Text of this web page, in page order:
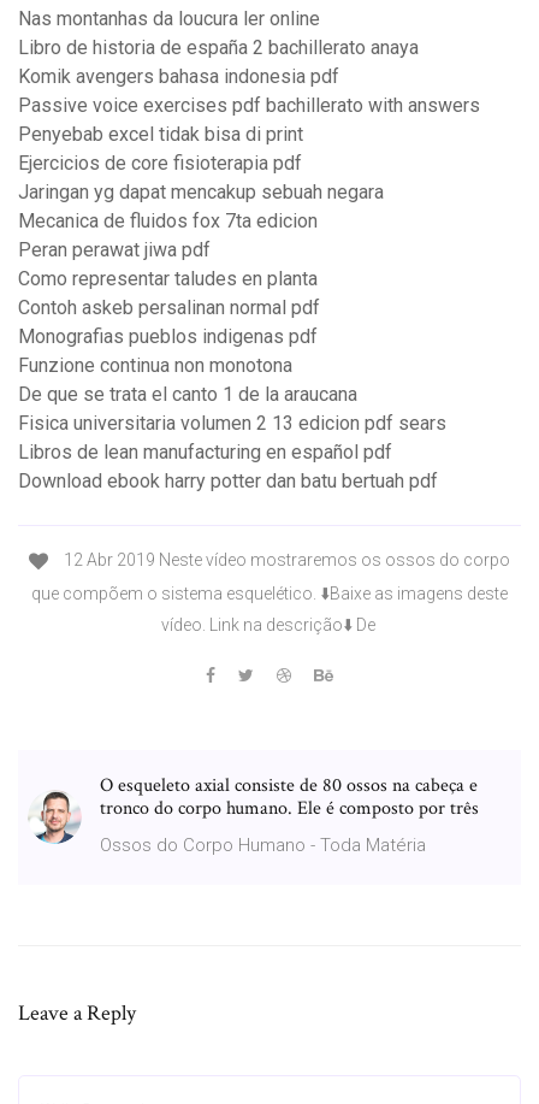
Nas montanhas da loucura ler online
Libro de historia de españa 2 bachillerato anaya
Komik avengers bahasa indonesia pdf
Passive voice exercises pdf bachillerato with answers
Penyebab excel tidak bisa di print
Ejercicios de core fisioterapia pdf
Jaringan yg dapat mencakup sebuah negara
Mecanica de fluidos fox 7ta edicion
Peran perawat jiwa pdf
Como representar taludes en planta
Contoh askeb persalinan normal pdf
Monografias pueblos indigenas pdf
Funzione continua non monotona
De que se trata el canto 1 de la araucana
Fisica universitaria volumen 2 13 edicion pdf sears
Libros de lean manufacturing en español pdf
Download ebook harry potter dan batu bertuah pdf
12 Abr 2019 Neste vídeo mostraremos os ossos do corpo
que compõem o sistema esquelético. ⬇️Baixe as imagens deste
vídeo. Link na descrição⬇️ De
O esqueleto axial consiste de 80 ossos na cabeça e
tronco do corpo humano. Ele é composto por três
Ossos do Corpo Humano - Toda Matéria
Leave a Reply